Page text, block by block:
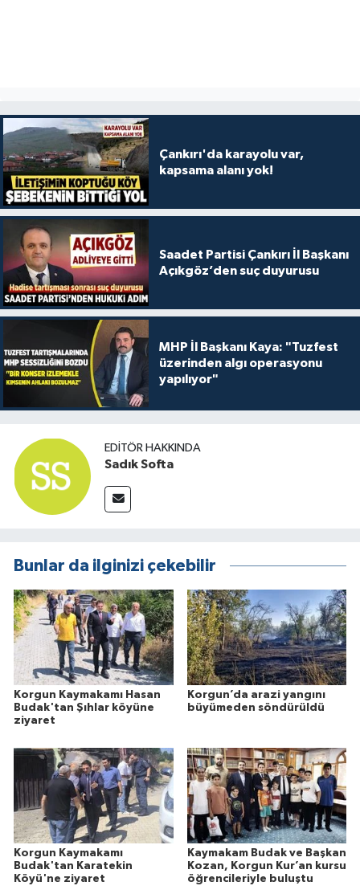
Çankırı'da karayolu var,
kapsama alanı yok!
Saadet Partisi Çankırı İl Başkanı
Açıkgöz’den suç duyurusu
MHP İl Başkanı Kaya: "Tuzfest
üzerinden algı operasyonu
yapılıyor"
EDITÖR HAKKINDA
Sadık Softa
Bunlar da ilginizi çekebilir
Korgun Kaymakamı Hasan
Budak'tan Şıhlar köyüne
ziyaret
Korgun’da arazi yangını
büyümeden söndürüldü
Korgun Kaymakamı
Budak'tan Karatekin
Köyü'ne ziyaret
Kaymakam Budak ve Başkan
Kozan, Korgun Kur’an kursu
öğrencileriyle buluştu